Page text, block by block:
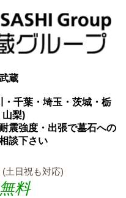
蔵
千葉・埼玉・茨城・栃
山梨)
震強度・出張で墓石への
談下さい
(土日祝も対応)
料